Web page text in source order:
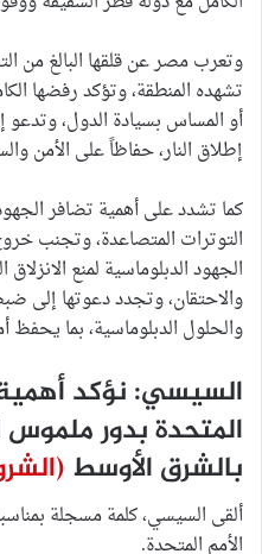
وتعرب مصر عن قلقها البالغ من
تشهده المنطقة، وتؤكد رفضها
أو المساس بسيادة الدول،
إطلاق النار، حفاظاً على الأمن
كما تشدد على أهمية تضافر
التوترات المتصاعدة، وتجنب
الجهود الدبلوماسية لمنع
والاحتقان، وتجدد دعوتها إلى
والحلول الدبلوماسية، بما يحفظ
السيسي: نؤكد
المتحدة بدور
بالشرق الأوسط
ألقى السيسي، كلمة مسجلة
الأمم المتحدة.